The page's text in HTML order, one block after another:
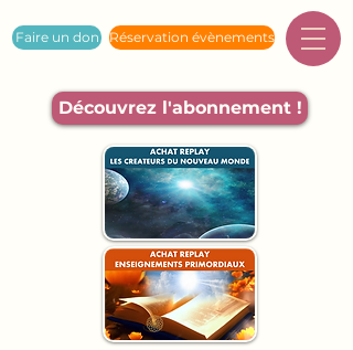
Faire un don Réservation évènements
Découvrez l'abonnement !